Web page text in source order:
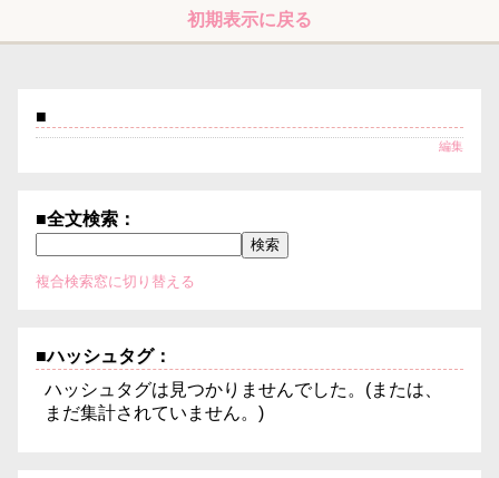
初期表示に戻る
■
編集
■全文検索：
複合検索窓に切り替える
■ハッシュタグ：
ハッシュタグは見つかりませんでした。(または、
まだ集計されていません。)